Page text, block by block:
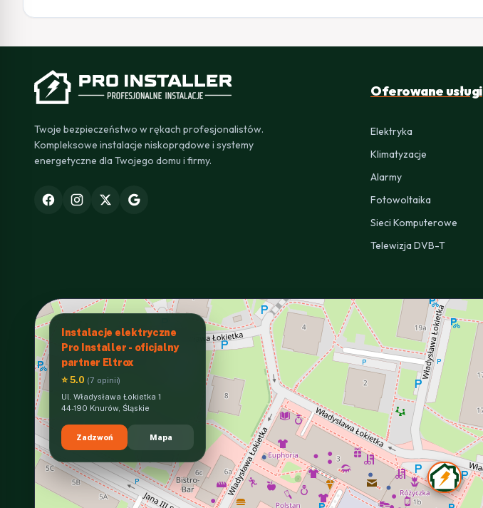
Twoje bezpieczeństwo w rękach profesjonalistów.
Kompleksowe instalacje niskoprądowe i systemy
energetyczne dla Twojego domu i firmy.
Oferowane usługi
Elektryka
Klimatyzacje
Alarmy
Fotowoltaika
Sieci Komputerowe
Telewizja DVB-T
Instalacje elektryczne
Pro Installer - oficjalny
partner Eltrox
⭐ 5.0 (7 opinii)
Ul. Władysława Łokietka 1
44-190 Knurów, Śląskie
Zadzwoń Mapa